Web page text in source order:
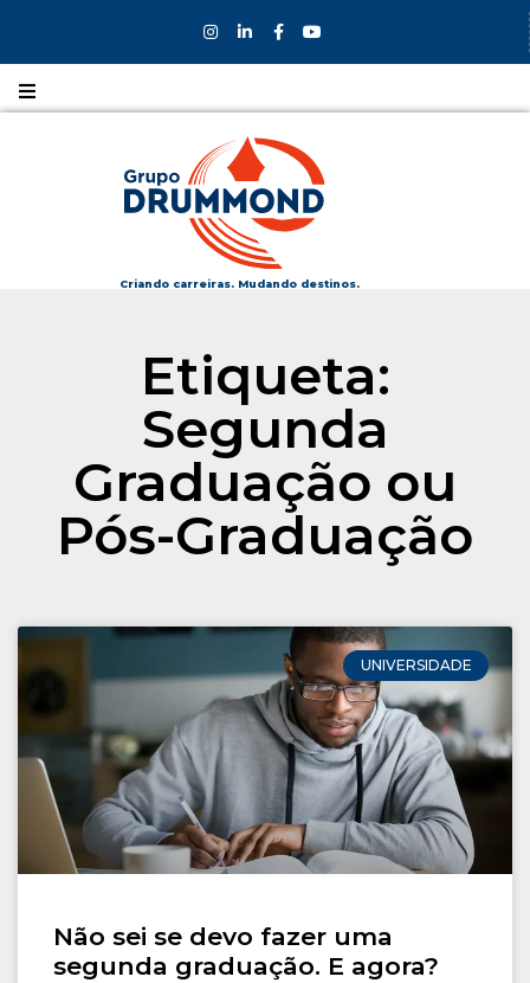
CONOSCO
POLO EAD
Criando carreiras. Mudando destinos.
Etiqueta:
Segunda
Graduação ou
Pós-Graduação
UNIVERSIDADE
Não sei se devo fazer uma
segunda graduação. E agora?